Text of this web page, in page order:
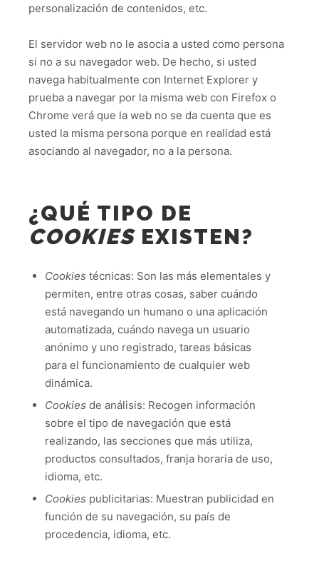
personalización de contenidos, etc.
El servidor web no le asocia a usted como persona
si no a su navegador web. De hecho, si usted
navega habitualmente con Internet Explorer y
prueba a navegar por la misma web con Firefox o
Chrome verá que la web no se da cuenta que es
usted la misma persona porque en realidad está
asociando al navegador, no a la persona.
¿QUÉ TIPO DE
COOKIESEXISTEN?
Cookies técnicas: Son las más elementales y
permiten, entre otras cosas, saber cuándo
está navegando un humano o una aplicación
automatizada, cuándo navega un usuario
anónimo y uno registrado, tareas básicas
para el funcionamiento de cualquier web
dinámica.
Cookies de análisis: Recogen información
sobre el tipo de navegación que está
realizando, las secciones que más utiliza,
productos consultados, franja horaria de uso,
idioma, etc.
Cookies publicitarias: Muestran publicidad en
función de su navegación, su país de
procedencia, idioma, etc.